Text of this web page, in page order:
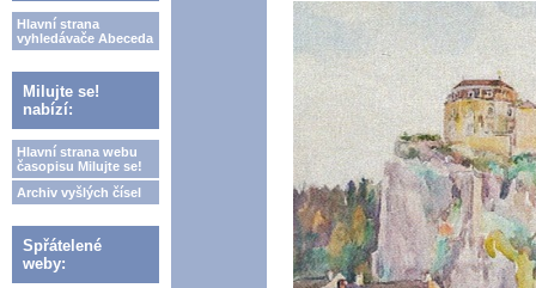
Hlavní strana
vyhledávače Abeceda
Milujte se!
nabízí:
Hlavní strana webu
časopisu Milujte se!
Archiv vyšlých čísel
Spřátelené
weby: